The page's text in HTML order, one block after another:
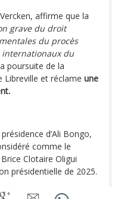
affirme que la
grave du droit
du procès
internationaux du
poursuite de la
Libreville et réclame une
d’Ali Bongo,
comme le
Clotaire Oligui
présidentielle de 2025.